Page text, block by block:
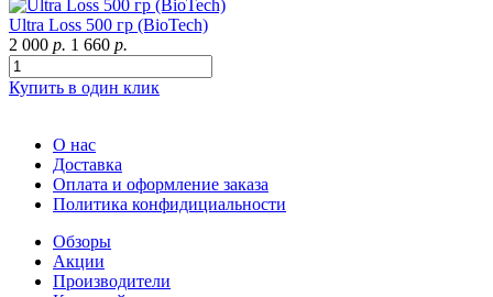
Ultra Loss 500 гр (BioTech)
2 000 р. 1 660 р.
Купить в один клик
О нас
Доставка
Оплата и оформление заказа
Политика конфидициальности
Обзоры
Акции
Производители